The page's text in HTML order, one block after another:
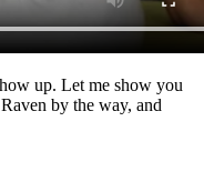
up. Let me show you
by the way, and